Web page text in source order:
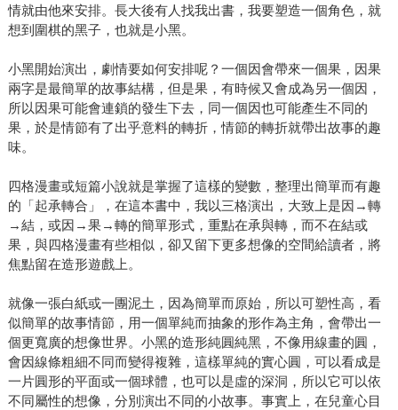
情就由他來安排。長大後有人找我出書，我要塑造一個角色，就
想到圍棋的黑子，也就是小黑。
小黑開始演出，劇情要如何安排呢？一個因會帶來一個果，因果
兩字是最簡單的故事結構，但是果，有時候又會成為另一個因，
所以因果可能會連鎖的發生下去，同一個因也可能產生不同的
果，於是情節有了出乎意料的轉折，情節的轉折就帶出故事的趣
味。
四格漫畫或短篇小說就是掌握了這樣的變數，整理出簡單而有趣
的「起承轉合」，在這本書中，我以三格演出，大致上是因→轉
→結，或因→果→轉的簡單形式，重點在承與轉，而不在結或
果，與四格漫畫有些相似，卻又留下更多想像的空間給讀者，將
焦點留在造形遊戲上。
就像一張白紙或一團泥土，因為簡單而原始，所以可塑性高，看
似簡單的故事情節，用一個單純而抽象的形作為主角，會帶出一
個更寬廣的想像世界。小黑的造形純圓純黑，不像用線畫的圓，
會因線條粗細不同而變得複雜，這樣單純的實心圓，可以看成是
一片圓形的平面或一個球體，也可以是虛的深洞，所以它可以依
不同屬性的想像，分別演出不同的小故事。事實上，在兒童心目